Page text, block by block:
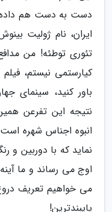
دست به دست هم داده
ایران، نام ژولیت
تئوری توطئه! من
کیارستمی نیستم،
باور کنید، سینمای
نتیجه این تفرعن
انبوه اجناس شهره
نماید که با دوربین و
اوج می رساند و ما
می خواهیم تعریف دروغ
پایبندترین!